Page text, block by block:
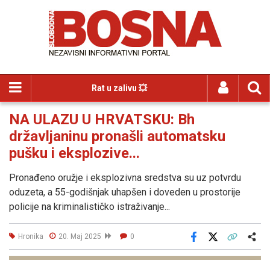
Rat u zalivu 💥
NA ULAZU U HRVATSKU: Bh
državljaninu pronašli automatsku
pušku i eksplozive...
Pronađeno oružje i eksplozivna sredstva su uz potvrdu
oduzeta, a 55-godišnjak uhapšen i doveden u prostorije
policije na kriminalističko istraživanje...
Hronika 20. Maj 2025 0
Facebook